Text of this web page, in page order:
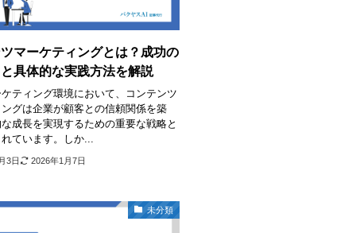
マーケティングとは？成功の
具体的な実践方法を解説
ティング環境において、コンテンツ
グは企業が顧客との信頼関係を築
成長を実現するための重要な戦略と
ています。しか...
3日 2026年1月7日
未分類